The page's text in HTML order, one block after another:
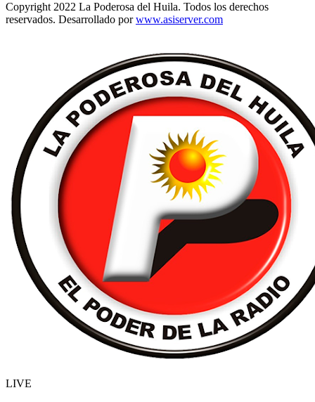
Copyright 2022 La Poderosa del Huila. Todos los derechos
reservados. Desarrollado porwww.asiserver.com
LIVE